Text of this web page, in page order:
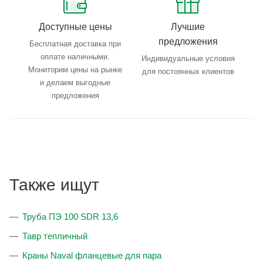
Доступные цены
Бесплатная доставка при
оплате наличными.
Мониторим цены на рынке
и делаем выгодные
предложения
Лучшие
предложения
Индивидуальные условия
для постоянных клиентов
Также ищут
Труба ПЭ 100 SDR 13,6
Тавр тепличный
Краны Naval фланцевые для пара